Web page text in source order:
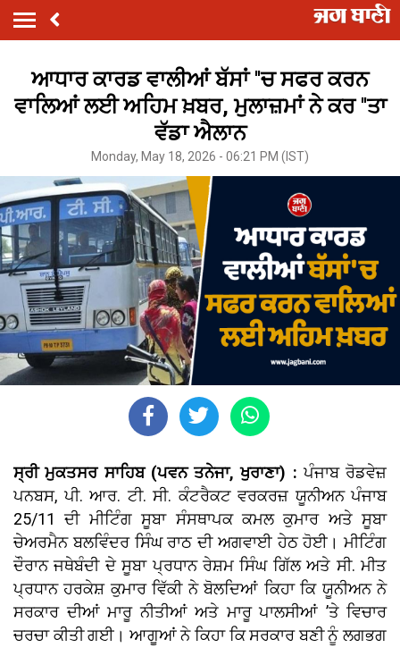
ਆਧਾਰ ਕਾਰਡ ਵਾਲੀਆਂ ਬੱਸਾਂ ''ਚ ਸਫਰ ਕਰਨ
ਵਾਲਿਆਂ ਲਈ ਅਹਿਮ ਖ਼ਬਰ, ਮੁਲਾਜ਼ਮਾਂ ਨੇ ਕਰ ''ਤਾ
ਵੱਡਾ ਐਲਾਨ
Monday, May 18, 2026 - 06:21 PM (IST)
ਸ੍ਰੀ ਮੁਕਤਸਰ ਸਾਹਿਬ (ਪਵਨ ਤਨੇਜਾ, ਖੁਰਾਣਾ) :ਪੰਜਾਬ ਰੋਡਵੇਜ਼
ਪਨਬਸ, ਪੀ. ਆਰ. ਟੀ. ਸੀ. ਕੰਟਰੈਕਟ ਵਰਕਰਜ਼ ਯੂਨੀਅਨ ਪੰਜਾਬ
25/11 ਦੀ ਮੀਟਿੰਗ ਸੂਬਾ ਸੰਸਥਾਪਕ ਕਮਲ ਕੁਮਾਰ ਅਤੇ ਸੂਬਾ
ਚੇਅਰਮੈਨ ਬਲਵਿੰਦਰ ਸਿੰਘ ਰਾਠ ਦੀ ਅਗਵਾਈ ਹੇਠ ਹੋਈ। ਮੀਟਿੰਗ
ਦੌਰਾਨ ਜਥੇਬੰਦੀ ਦੇ ਸੂਬਾ ਪ੍ਰਧਾਨ ਰੇਸ਼ਮ ਸਿੰਘ ਗਿੱਲ ਅਤੇ ਸੀ. ਮੀਤ
ਪ੍ਰਧਾਨ ਹਰਕੇਸ਼ ਕੁਮਾਰ ਵਿੱਕੀ ਨੇ ਬੋਲਦਿਆਂ ਕਿਹਾ ਕਿ ਯੂਨੀਅਨ ਨੇ
ਸਰਕਾਰ ਦੀਆਂ ਮਾਰੂ ਨੀਤੀਆਂ ਅਤੇ ਮਾਰੂ ਪਾਲਸੀਆਂ ’ਤੇ ਵਿਚਾਰ
ਚਰਚਾ ਕੀਤੀ ਗਈ। ਆਗੂਆਂ ਨੇ ਕਿਹਾ ਕਿ ਸਰਕਾਰ ਬਣੀ ਨੂੰ ਲਗਭਗ